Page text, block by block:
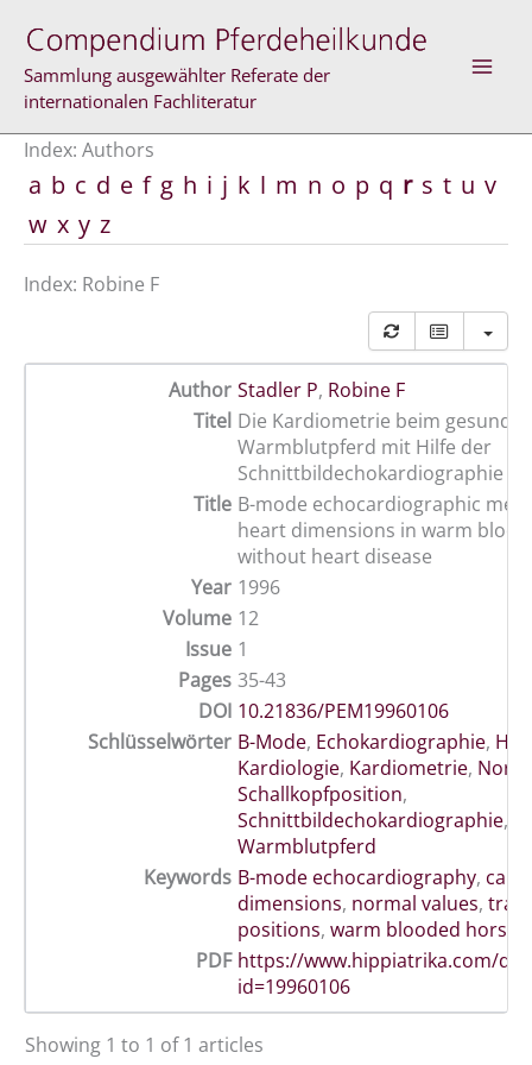
content
Sammlung ausgewählter Referate der
internationalen Fachliteratur
Index: Authors
a b c d e f g h i j k l m n o p q r s t u v
w x y z
Index: Robine F
Author Stadler P, Robine F
Titel Die Kardiometrie beim
Warmblutpferd mit Hilfe der
Schnittbildechokardiographie
Title B-mode echocardiographic
heart dimensions in warm
without heart disease
Year 1996
Volume 12
Issue 1
Pages 35-43
DOI 10.21836/PEM19960106
Schlüsselwörter B-Mode, Echokardiographie,
Kardiologie, Kardiometrie,
Schallkopfposition,
Schnittbildechokardiographie,
Warmblutpferd
Keywords B-mode echocardiography,
dimensions, normal values,
positions, warm blooded horses
PDF https://www.hippiatrika.com/
id=19960106
Showing 1 to 1 of 1 articles